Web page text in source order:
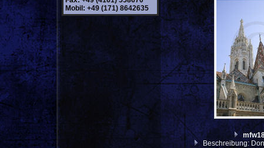
Mobil: +49 (171) 8642635
Beschreibung: